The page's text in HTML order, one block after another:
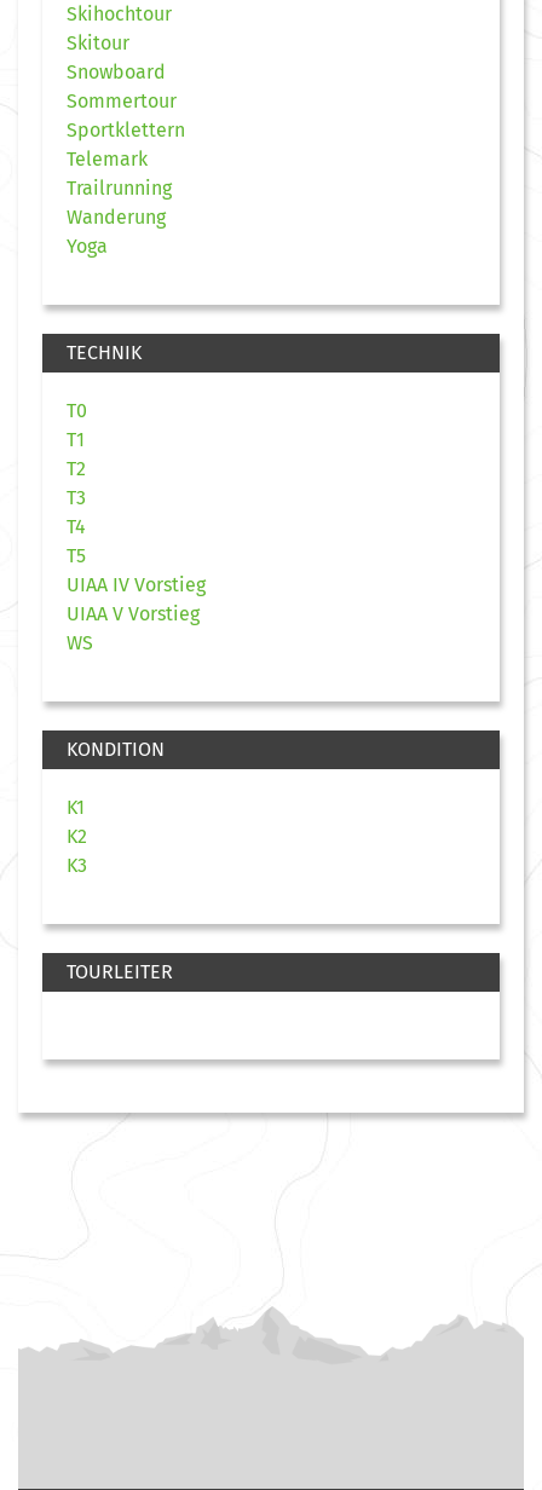
Skihochtour
Skitour
Snowboard
Sommertour
Sportklettern
Telemark
Trailrunning
Wanderung
Yoga
TECHNIK
T0
T1
T2
T3
T4
T5
UIAA IV Vorstieg
UIAA V Vorstieg
WS
KONDITION
K1
K2
K3
TOURLEITER